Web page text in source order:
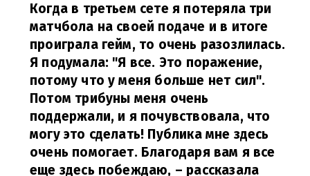
Когда в третьем сете я потеряла три
матчбола на своей подаче и в итоге
проиграла гейм, то очень разозлилась.
Я подумала: "Я все. Это поражение,
потому что у меня больше нет сил".
Потом трибуны меня очень
поддержали, и я почувствовала, что
могу это сделать! Публика мне здесь
очень помогает. Благодаря вам я все
еще здесь побеждаю, – рассказала